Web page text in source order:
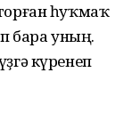
һуҡмаҡ
бара уның.
күренеп